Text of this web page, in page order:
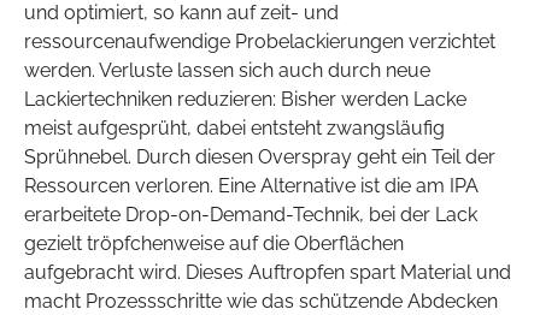
und optimiert, so kann auf zeit- und
ressourcenaufwendige Probelackierungen verzichtet
werden. Verluste lassen sich auch durch neue
Lackiertechniken reduzieren: Bisher werden Lacke
meist aufgesprüht, dabei entsteht zwangsläufig
Sprühnebel. Durch diesen Overspray geht ein Teil der
Ressourcen verloren. Eine Alternative ist die am IPA
erarbeitete Drop-on-Demand-Technik, bei der Lack
gezielt tröpfchenweise auf die Oberflächen
aufgebracht wird. Dieses Auftropfen spart Material und
macht Prozessschritte wie das schützende Abdecken